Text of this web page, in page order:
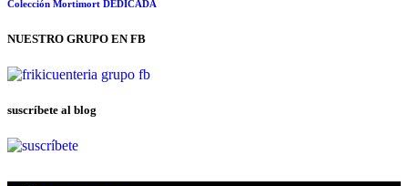
Colección Mortimort DEDICADA
NUESTRO GRUPO EN FB
suscríbete al blog